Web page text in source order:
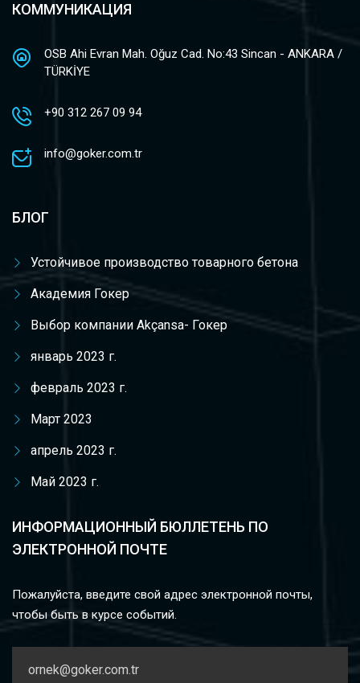
КОММУНИКАЦИЯ
OSB Ahi Evran Mah. Oğuz Cad. No:43 Sincan - ANKARA /
TÜRKİYE
+90 312 267 09 94
info@goker.com.tr
БЛОГ
Устойчивое производство товарного бетона
Академия Гокер
Выбор компании Akçansа- Гокер
январь 2023 г.
февраль 2023 г.
Март 2023
апрель 2023 г.
Май 2023 г.
ИНФОРМАЦИОННЫЙ БЮЛЛЕТЕНЬ ПО
ЭЛЕКТРОННОЙ ПОЧТЕ
Пожалуйста, введите свой адрес электронной почты,
чтобы быть в курсе событий.